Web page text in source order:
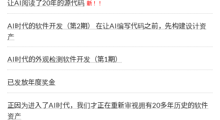
让AI阅读了20年的源代码 新！！
AI时代的软件开发（第2期） 在让AI编写代码之前，先构建设计资
产
AI时代的外观检测软件开发（第1期）
已发放年度奖金
正因为进入了AI时代，我们才正在重新审视拥有20多年历史的软件
资产